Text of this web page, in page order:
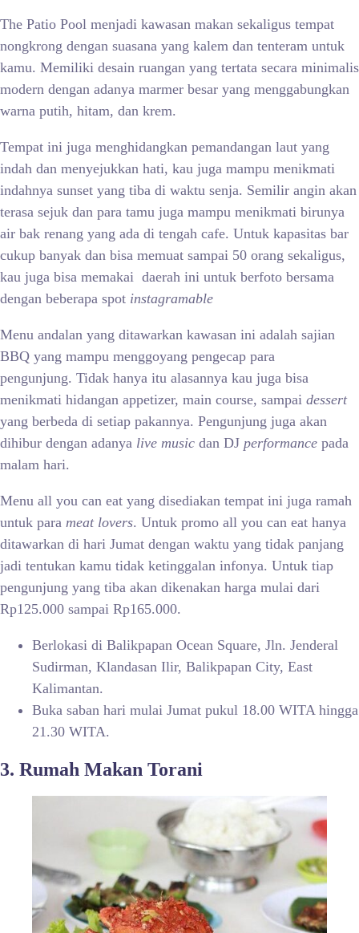
The Patio Pool menjadi kawasan makan sekaligus tempat
nongkrong dengan suasana yang kalem dan tenteram untuk
kamu. Memiliki desain ruangan yang tertata secara minimalis
modern dengan adanya marmer besar yang menggabungkan
warna putih, hitam, dan krem.
Tempat ini juga menghidangkan pemandangan laut yang
indah dan menyejukkan hati, kau juga mampu menikmati
indahnya sunset yang tiba di waktu senja. Semilir angin akan
terasa sejuk dan para tamu juga mampu menikmati birunya
air bak renang yang ada di tengah cafe. Untuk kapasitas bar
cukup banyak dan bisa memuat sampai 50 orang sekaligus,
kau juga bisa memakai daerah ini untuk berfoto bersama
dengan beberapa spot instagramable
Menu andalan yang ditawarkan kawasan ini adalah sajian
BBQ yang mampu menggoyang pengecap para
pengunjung. Tidak hanya itu alasannya kau juga bisa
menikmati hidangan appetizer, main course, sampai dessert
yang berbeda di setiap pakannya. Pengunjung juga akan
dihibur dengan adanya live music dan DJ performance pada
malam hari.
Menu all you can eat yang disediakan tempat ini juga ramah
untuk para meat lovers. Untuk promo all you can eat hanya
ditawarkan di hari Jumat dengan waktu yang tidak panjang
jadi tentukan kamu tidak ketinggalan infonya. Untuk tiap
pengunjung yang tiba akan dikenakan harga mulai dari
Rp125.000 sampai Rp165.000.
Berlokasi di Balikpapan Ocean Square, Jln. Jenderal
Sudirman, Klandasan Ilir, Balikpapan City, East
Kalimantan.
Buka saban hari mulai Jumat pukul 18.00 WITA hingga
21.30 WITA.
3. Rumah Makan Torani